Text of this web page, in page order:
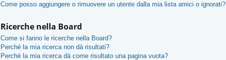
Come posso aggiungere o rimuovere un utente dalla mia lista amici o ignorati?
Ricerche nella Board
Come si fanno le ricerche nella Board?
Perché la mia ricerca non dà risultati?
Perché la mia ricerca dà come risultato una pagina vuota?